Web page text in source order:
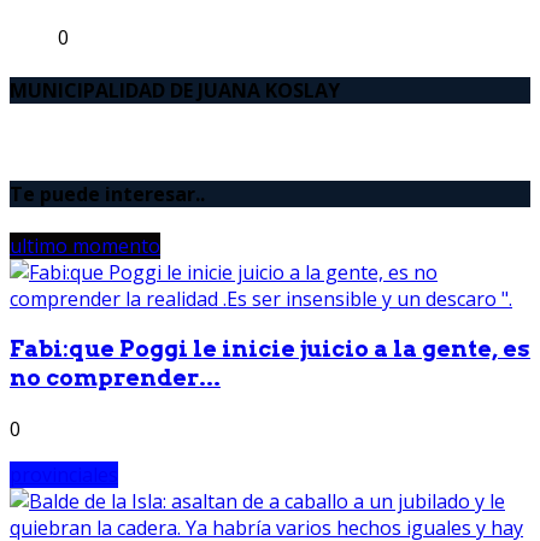
0
MUNICIPALIDAD DE JUANA KOSLAY
Te puede interesar..
ultimo momento
Fabi:que Poggi le inicie juicio a la gente, es
no comprender...
0